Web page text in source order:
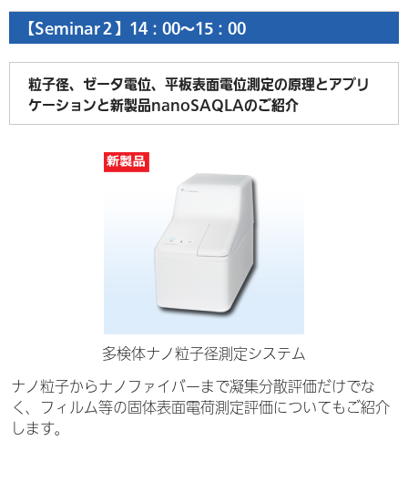
【Seminar２】14：00～15：00
粒子径、ゼータ電位、平板表面電位測定の原理とアプリ
ケーションと新製品nanoSAQLAのご紹介
多検体ナノ粒子径測定システム
ナノ粒子からナノファイバーまで凝集分散評価だけでな
く、フィルム等の固体表面電荷測定評価についてもご紹介
します。